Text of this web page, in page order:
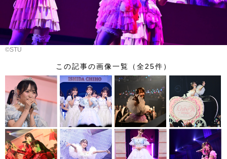
©︎STU
この記事の画像一覧（全25件）